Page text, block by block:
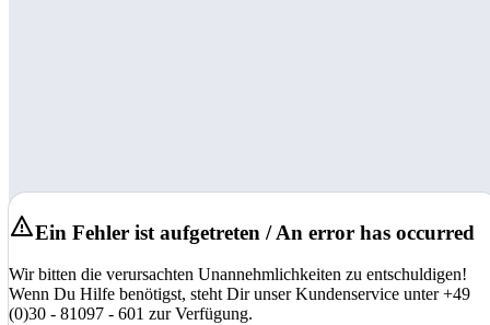
Ein Fehler ist aufgetreten / An error has occurred
Wir bitten die verursachten Unannehmlichkeiten zu entschuldigen!
Wenn Du Hilfe benötigst, steht Dir unser Kundenservice unter +49
(0)30 - 81097 - 601 zur Verfügung.